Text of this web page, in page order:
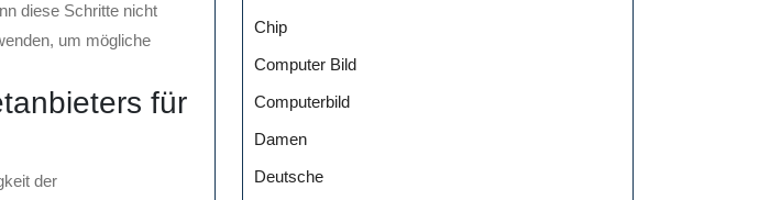
diese Schritte nicht
um mögliche
für
der
Chip
Computer Bild
Computerbild
Damen
Deutsche